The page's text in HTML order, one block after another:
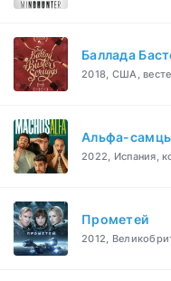
Баллада
2018, США,
Альфа-
2022, Испания,
Прометей
2012,